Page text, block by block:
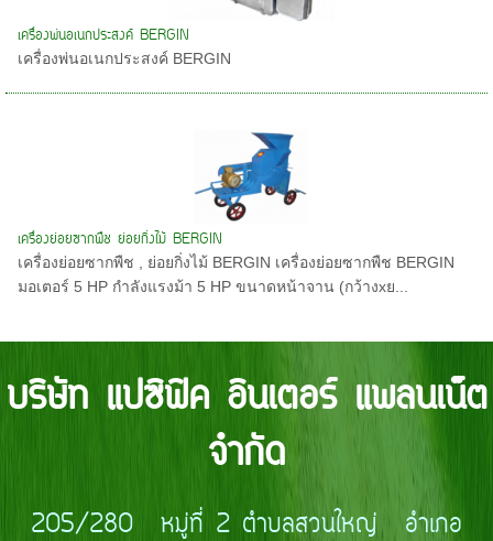
เครื่องพ่นอเนกประสงค์ BERGIN
เครื่องพ่นอเนกประสงค์ BERGIN
เครื่องย่อยซากพืช ย่อยกิ่งไม้ BERGIN
เครื่องย่อยซากพืช , ย่อยกิ่งไม้ BERGIN เครื่องย่อยซากพืช BERGIN
มอเตอร์ 5 HP กำลังแรงม้า 5 HP ขนาดหน้าจาน (กว้างxย...
บริษัท แปซิฟิค อินเตอร์ แพลนเน็ต
จำกัด
205/280 หมู่ที่ 2 ตำบลสวนใหญ่ อำเภอ